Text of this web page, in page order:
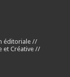
éditoriale //
et Créative //